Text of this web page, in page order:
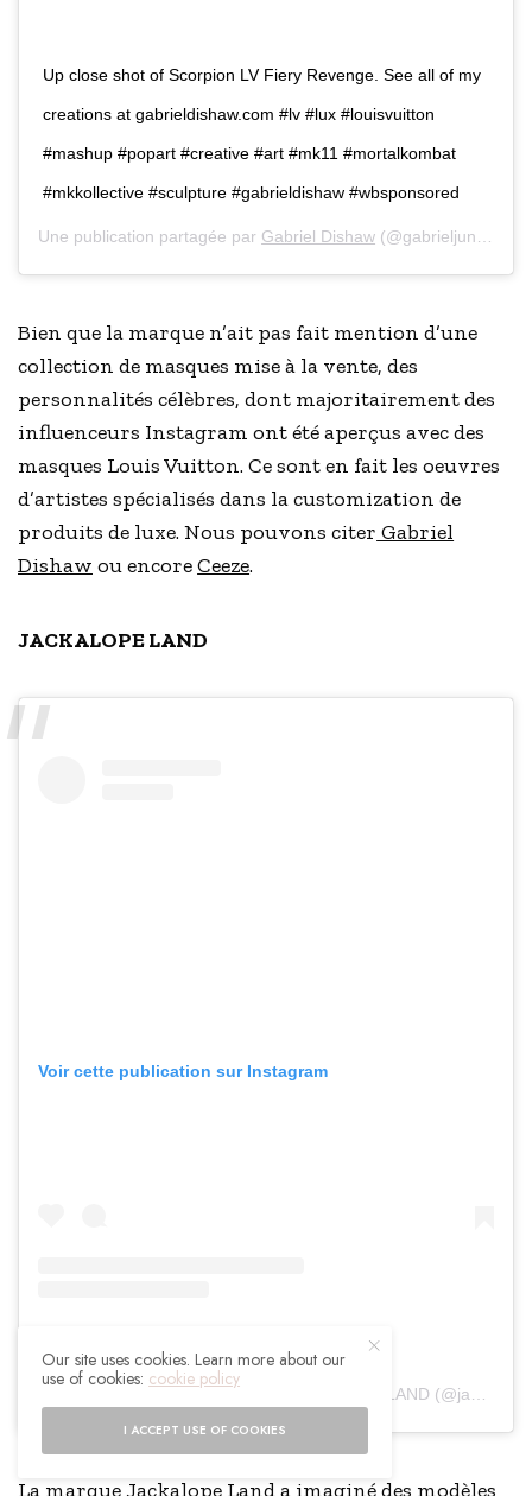
Up close shot of Scorpion LV Fiery Revenge. See all of my
creations at gabrieldishaw.com #lv #lux #louisvuitton
#mashup #popart #creative #art #mk11 #mortalkombat
#mkkollective #sculpture #gabrieldishaw #wbsponsored
Une publication partagée par Gabriel Dishaw (@gabrieljunkart) le
Bien que la marque n’ait pas fait mention d’une
collection de masques mise à la vente, des
personnalités célèbres, dont majoritairement des
influenceurs Instagram ont été aperçus avec des
masques Louis Vuitton. Ce sont en fait les oeuvres
d’artistes spécialisés dans la customization de
produits de luxe. Nous pouvons citer Gabriel
Dishaw ou encoreCeeze.
JACKALOPE LAND
Voir cette publication sur Instagram
Une publication partagée par JACKALOPE LAND (@jackalopeland)
La marque Jackalope Land a imaginé des modèles
Our site uses cookies. Learn more about our
use of cookies: cookie policy
I ACCEPT USE OF COOKIES